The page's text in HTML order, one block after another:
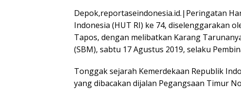
Depok,reportaseindonesia.id.|Peringatan
Indonesia (HUT RI) ke 74, diselenggarakan
Tapos, dengan melibatkan Karang
(SBM), sabtu 17 Agustus 2019, selaku
Tonggak sejarah Kemerdekaan Republik
yang dibacakan dijalan Pegangsaan Timur